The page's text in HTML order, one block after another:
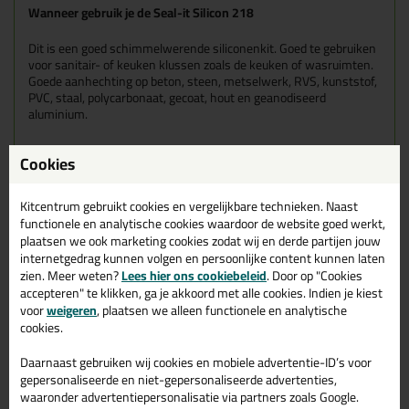
Wanneer gebruik je de Seal-it Silicon 218
Dit is een goed schimmelwerende siliconenkit. Goed te gebruiken
voor sanitair- of keuken klussen zoals de keuken of wasruimten.
Goede aanhechting op beton, steen, metselwerk, RVS, kunststof,
PVC, staal, polycarbonaat, gecoat, hout en geanodiseerd
aluminium.
Kenmerken
Duurzaam elastisch met een bewegingscapiciteit van 25%
Neutraal, reukarm, zuur- en krimpvrij uithardend, CE
gecertificeerd Siliconen Systeem
Vanaf 1 koker, in alle NCS- en RAL kleuren
Voldoet aan de eisen voor inbraakwerend glas, conform
Politie Keurmerk veilig wonen
Schimmelwerend, conform ISO 846.
Goed kleur-, UV-, weer-, water-, vocht-,
schoonmaakmiddelen- en verouderingsbestendig.
en randafdichting isolatieglas.
Oplosmiddelvrij, geen organische weekmakers.
Zeer emissiearm, gecertificeerd conform VOC-
Cookies
Kitcentrum gebruikt cookies en vergelijkbare technieken. Naast
functionele en analytische cookies waardoor de website goed werkt,
plaatsen we ook marketing cookies zodat wij en derde partijen jouw
internetgedrag kunnen volgen en persoonlijke content kunnen laten
zien. Meer weten?Lees hier ons cookiebeleid. Door op "Cookies
accepteren" te klikken, ga je akkoord met alle cookies. Indien je kiest
voorweigeren, plaatsen we alleen functionele en analytische
cookies.
Daarnaast gebruiken wij cookies en mobiele advertentie-ID’s voor
gepersonaliseerde en niet-gepersonaliseerde advertenties,
waaronder advertentiepersonalisatie via partners zoals Google.